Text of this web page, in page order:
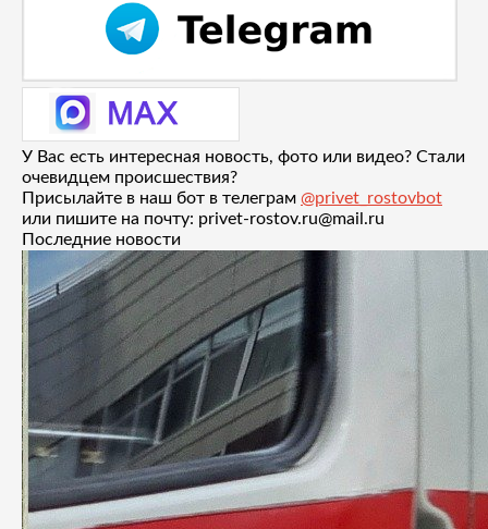
У Вас есть интересная новость, фото или видео? Стали
очевидцем происшествия?
Присылайте в наш бот в телеграм @privet_rostovbot
или пишите на почту: privet-rostov.ru@mail.ru
Последние новости